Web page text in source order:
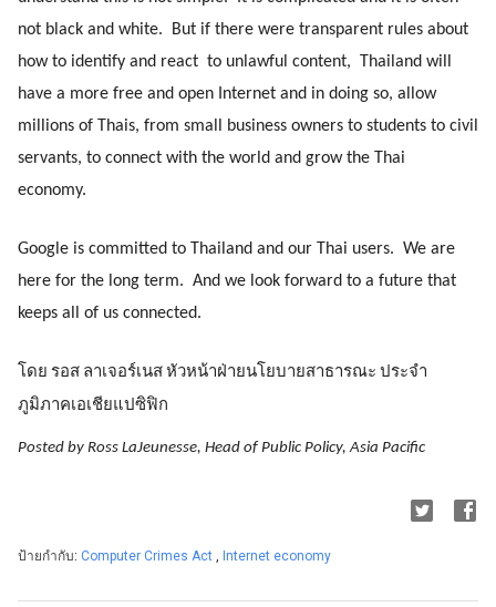
not black and white.  But if there were transparent rules about
how to identify and react  to unlawful content,  Thailand will
have a more free and open Internet and in doing so, allow
millions of Thais, from small business owners to students to civil
servants, to connect with the world and grow the Thai
economy.
Google is committed to Thailand and our Thai users.  We are
here for the long term.  And we look forward to a future that
keeps all of us connected.
โดย รอส ลาเจอร์เนส หัวหน้าฝ่ายนโยบายสาธารณะ ประจำ
ภูมิภาคเอเชียแปซิฟิก
Posted by Ross LaJeunesse, Head of Public Policy, Asia Pacific
ป้ายกำกับ: Computer Crimes Act , Internet economy